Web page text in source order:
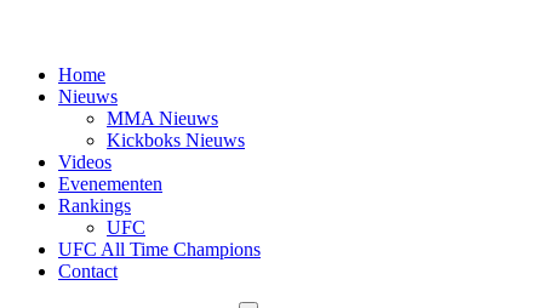
Home
Nieuws
MMA Nieuws
Kickboks Nieuws
Videos
Evenementen
Rankings
UFC
UFC All Time Champions
Contact